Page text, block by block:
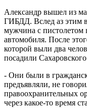
Александр вышел из
ГИБДД. Вслед аз этим
мужчина с пистолетом
автомобиля. После
которой выли два
посадили
- Они были в
предъявляли, не
правоохранительных
через какое-то время